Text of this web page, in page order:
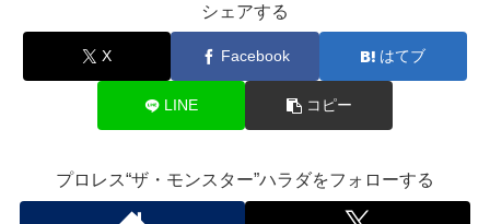
o
Cl
a
ss
ro
o
m
シェアする
X Facebook はてブ
LINE コピー
プロレス“ザ・モンスター”ハラダをフォローする